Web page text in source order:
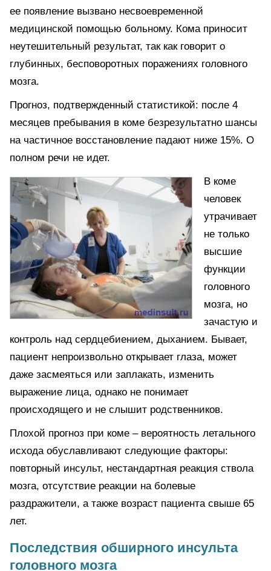
ее появление вызвано несвоевременной
медицинской помощью больному. Кома приносит
неутешительный результат, так как говорит о
глубинных, бесповоротных поражениях головного
мозга.
Прогноз, подтвержденный статистикой: после 4
месяцев пребывания в коме безрезультатно шансы
на частичное восстановление падают ниже 15%. О
полном речи не идет.
В коме
человек
утрачивает
не только
высшие
функции
головного
мозга, но
зачастую и
контроль над сердцебиением, дыханием. Бывает,
пациент непроизвольно открывает глаза, может
даже засмеяться или заплакать, изменить
выражение лица, однако не понимает
происходящего и не слышит родственников.
Плохой прогноз при коме – вероятность летального
исхода обуславливают следующие факторы:
повторный инсульт, нестандартная реакция ствола
мозга, отсутствие реакции на болевые
раздражители, а также возраст пациента свыше 65
лет.
Последствия обширного инсульта
головного мозга